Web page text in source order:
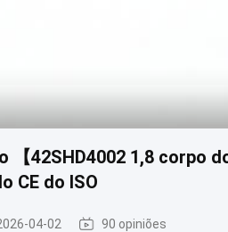
【42SHD4002 1,8 corpo
CE do ISO
04-02 90 opiniões